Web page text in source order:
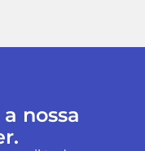
nossa